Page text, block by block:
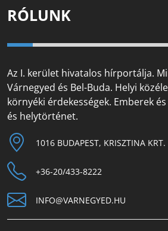
RÓLUNK
Az I. kerület hivatalos hírportálja.
Várnegyed és Bel-Buda. Helyi
környéki érdekességek. Emberek
és helytörténet.
1016 BUDAPEST, KRISZTINA KRT.
+36-20/433-8222
INFO@VARNEGYED.HU